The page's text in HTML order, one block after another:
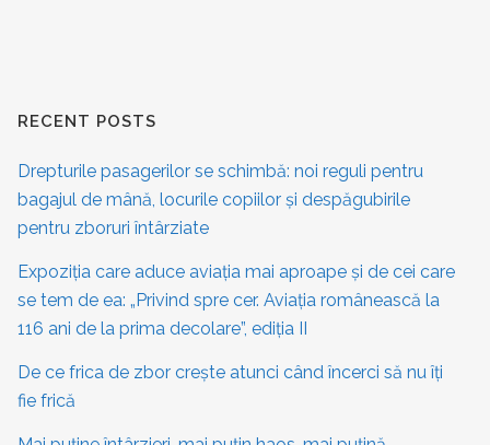
RECENT POSTS
Drepturile pasagerilor se schimbă: noi reguli pentru
bagajul de mână, locurile copiilor și despăgubirile
pentru zboruri întârziate
Expoziția care aduce aviația mai aproape și de cei care
se tem de ea: „Privind spre cer. Aviația românească la
116 ani de la prima decolare”, ediția II
De ce frica de zbor crește atunci când încerci să nu îți
fie frică